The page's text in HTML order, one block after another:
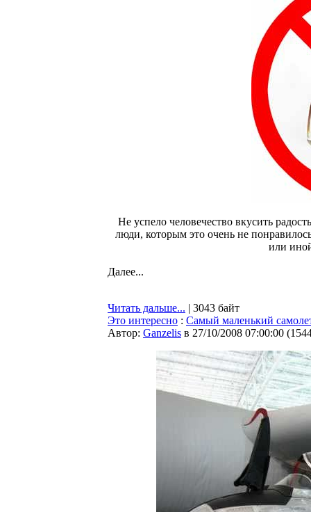
Не успело человечество вкусить
люди, которым это очень не
или
Далее...
Читать дальше... | 3043 байт
Это интересно : Самый маленький
Автор: Ganzelis в 27/10/2008 07:00:00 (